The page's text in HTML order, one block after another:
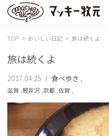
TOP おいしい日記 旅は続くよ
旅は続くよ
2017.04.25 食べ歩き ,
滋賀 ,軽井沢 ,京都 ,佐賀 ,